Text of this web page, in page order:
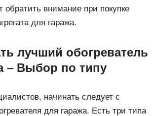
обратить внимание при покупке
для гаража.
лучший обогреватель
– Выбор по типу
начинать следует с
для гаража. Есть три типа